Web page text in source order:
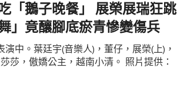
「鵝子晚餐」 展榮展瑞狂跳
」竟釀腳底瘀青慘變傷兵
演中。葉廷宇(音樂人)，董仔，展榮(上)，
莎，傲嬌公主，越南小清。 照片提供：